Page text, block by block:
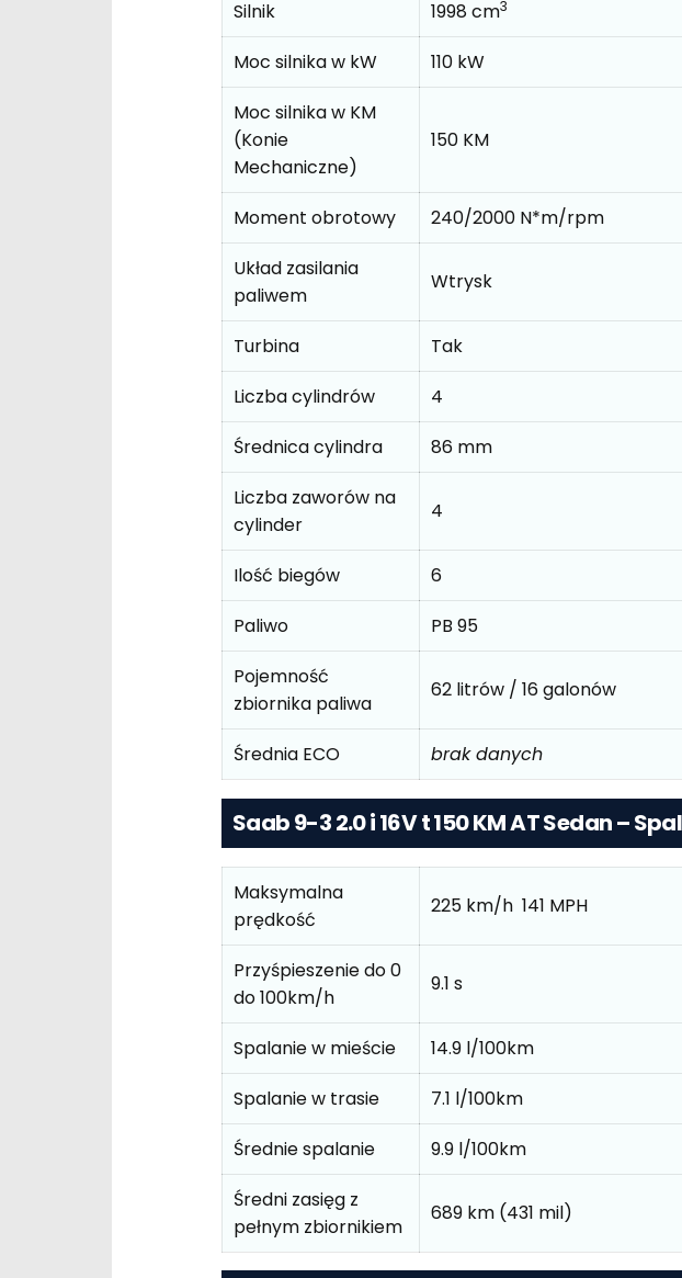
Silnik 1998 cm3
Moc silnika w kW
110 kW
Moc silnika w KM
(Konie
Mechaniczne)
150 KM
Moment obrotowy
240/2000 N*m/rpm
Układ zasilania
paliwem
Wtrysk
Turbina
Tak
Liczba cylindrów
4
Średnica cylindra
86 mm
Liczba zaworów na
cylinder
4
Ilość biegów
6
Paliwo
PB 95
Pojemność
zbiornika paliwa
62 litrów / 16 galonów
Średnia ECO brak danych
Saab 9-3 2.0 i 16V t 150 KM AT Sedan –
Maksymalna
prędkość
225 km/h 141 MPH
Przyśpieszenie do 0
do 100km/h
9.1 s
Spalanie w mieście
14.9 l/100km
Spalanie w trasie
7.1 l/100km
Średnie spalanie
9.9 l/100km
Średni zasięg z
pełnym zbiornikiem
689 km (431 mil)